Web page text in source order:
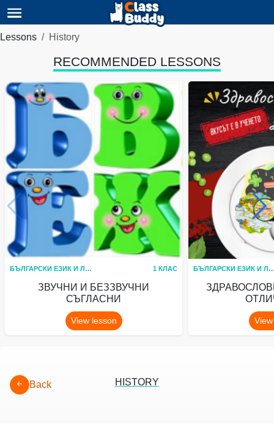
Lessons History
RECOMMENDED LESSONS
БЪЛГАРСКИ ЕЗИК И ЛИТЕРАТУРА 1 КЛАС
ЗВУЧНИ И БЕЗЗВУЧНИ
СЪГЛАСНИ
View lesson
БЪЛГАРСКИ ЕЗИК И
Back HISTORY